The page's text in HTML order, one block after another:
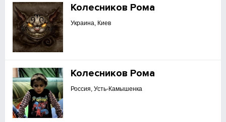
Колесников Рома
Украина, Киев
Колесников Рома
Россия, Усть-Камышенка